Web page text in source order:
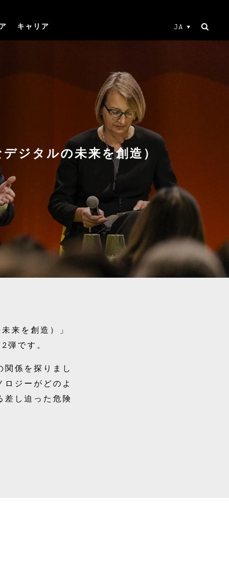
キャリア JA
ジタルの未来を創造）
来を創造）」
弾です。
係を探りまし
ジーがどのよ
差し迫った危険